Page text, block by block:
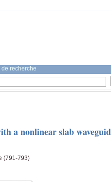
de recherche
a nonlinear slab
(791-793)